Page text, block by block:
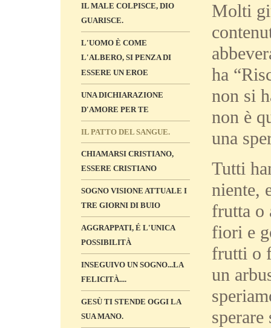
IL MALE COLPISCE, DIO
GUARISCE.
L'UOMO È COME
L'ALBERO, SI PENZA DI
ESSERE UN EROE
UNA DICHIARAZIONE
D'AMORE PER TE
IL PATTO DEL SANGUE.
CHIAMARSI CRISTIANO,
ESSERE CRISTIANO
SOGNO VISIONE ATTUALE I
TRE GIORNI DI BUIO
AGGRAPPATI, É L'UNICA
POSSIBILITÀ
INSEGUIVO UN SOGNO...LA
FELICITÀ....
GESÙ TI STENDE OGGI LA
SUA MANO.
Molti
ha
non si
non è
una
Tutti
niente,
frutta o
fiori e
frutti o
un
sperare